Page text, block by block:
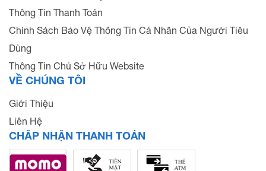
Thông Tin Thanh Toán
Chính Sách Bảo Vệ Thông Tin Cá Nhân Của Người Tiêu
Dùng
Thông Tin Chủ Sở Hữu Website
VỀ CHÚNG TÔI
Giới Thiệu
Liên Hệ
CHẤP NHẬN THANH TOÁN